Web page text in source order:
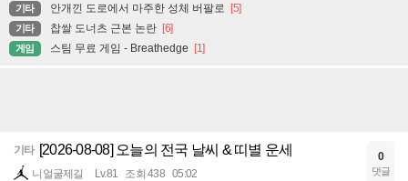
기타 안개낀 도로에서 마주한 성체 버팔로 [5]
기타 찹쌀 도너츠 근본 논란 [6]
게임 스팀 무료 게임 - Breathedge [1]
기타 [2026-08-08] 오늘의 전국 날씨 & 띠별 운세
니얼굴제길 Lv.81 조회 438 05:02
0
댓글